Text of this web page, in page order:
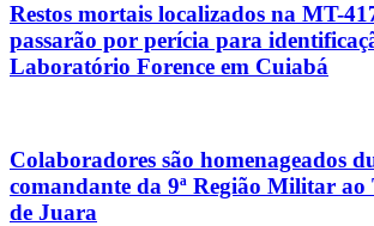
Restos mortais localizados na MT-
passarão por perícia para
Laboratório Forence em Cuiabá
Colaboradores são homenageados
comandante da 9ª Região Militar
de Juara